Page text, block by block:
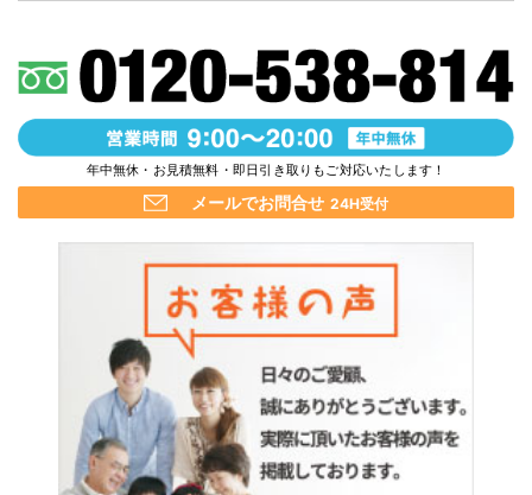
年中無休・お見積無料・即日引き取りもご対応いたします！
メールでお問合せ 24H受付